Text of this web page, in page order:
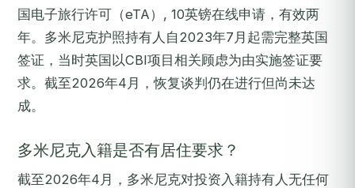
国电子旅行许可（eTA）, 10英镑在线申请，有效两
年。多米尼克护照持有人自2023年7月起需完整英国
签证，当时英国以CBI项目相关顾虑为由实施签证要
求。截至2026年4月，恢复谈判仍在进行但尚未达
成。
多米尼克入籍是否有居住要求？
截至2026年4月，多米尼克对投资入籍持有人无任何